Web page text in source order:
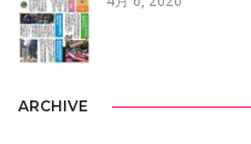
ARCHIVE